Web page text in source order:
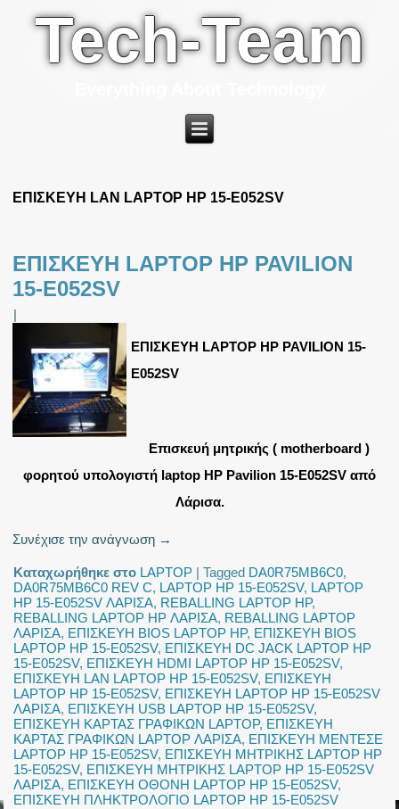
Tech-Team
ΕΠΙΣΚΕΥΗ LAN LAPTOP HP 15-E052SV
ΕΠΙΣΚΕΥΗ LAPTOP HP PAVILION
15-E052SV
|
ΕΠΙΣΚΕΥΗ LAPTOP HP PAVILION 15-
E052SV
Επισκευή μητρικής ( motherboard )
φορητού υπολογιστή laptop HP Pavilion 15-E052SV από
Λάρισα.
Συνέχισε την ανάγνωση →
Καταχωρήθηκε στο LAPTOP |Tagged DA0R75MB6C0,
DA0R75MB6C0 REV C, LAPTOP HP 15-E052SV, LAPTOP
HP 15-E052SV ΛΑΡΙΣΑ, REBALLING LAPTOP HP,
REBALLING LAPTOP HP ΛΑΡΙΣΑ, REBALLING LAPTOP
ΛΑΡΙΣΑ, ΕΠΙΣΚΕΥΗ BIOS LAPTOP HP, ΕΠΙΣΚΕΥΗ BIOS
LAPTOP HP 15-E052SV, ΕΠΙΣΚΕΥΗ DC JACK LAPTOP HP
15-E052SV, ΕΠΙΣΚΕΥΗ HDMI LAPTOP HP 15-E052SV,
ΕΠΙΣΚΕΥΗ LAN LAPTOP HP 15-E052SV, ΕΠΙΣΚΕΥΗ
LAPTOP HP 15-E052SV, ΕΠΙΣΚΕΥΗ LAPTOP HP 15-E052SV
ΛΑΡΙΣΑ, ΕΠΙΣΚΕΥΗ USB LAPTOP HP 15-E052SV,
ΕΠΙΣΚΕΥΗ ΚΑΡΤΑΣ ΓΡΑΦΙΚΩΝ LAPTOP, ΕΠΙΣΚΕΥΗ
ΚΑΡΤΑΣ ΓΡΑΦΙΚΩΝ LAPTOP ΛΑΡΙΣΑ, ΕΠΙΣΚΕΥΗ ΜΕΝΤΕΣΕ
LAPTOP HP 15-E052SV, ΕΠΙΣΚΕΥΗ ΜΗΤΡΙΚΗΣ LAPTOP HP
15-E052SV, ΕΠΙΣΚΕΥΗ ΜΗΤΡΙΚΗΣ LAPTOP HP 15-E052SV
ΛΑΡΙΣΑ, ΕΠΙΣΚΕΥΗ ΟΘΟΝΗ LAPTOP HP 15-E052SV,
ΕΠΙΣΚΕΥΗ ΠΛΗΚΤΡΟΛΟΓΙΟ LAPTOP HP 15-E052SV